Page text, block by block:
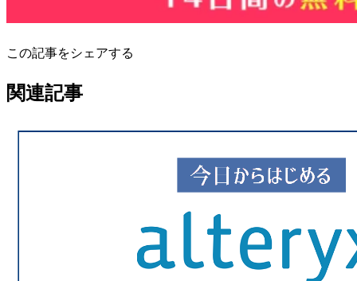
この記事をシェアする
関連記事